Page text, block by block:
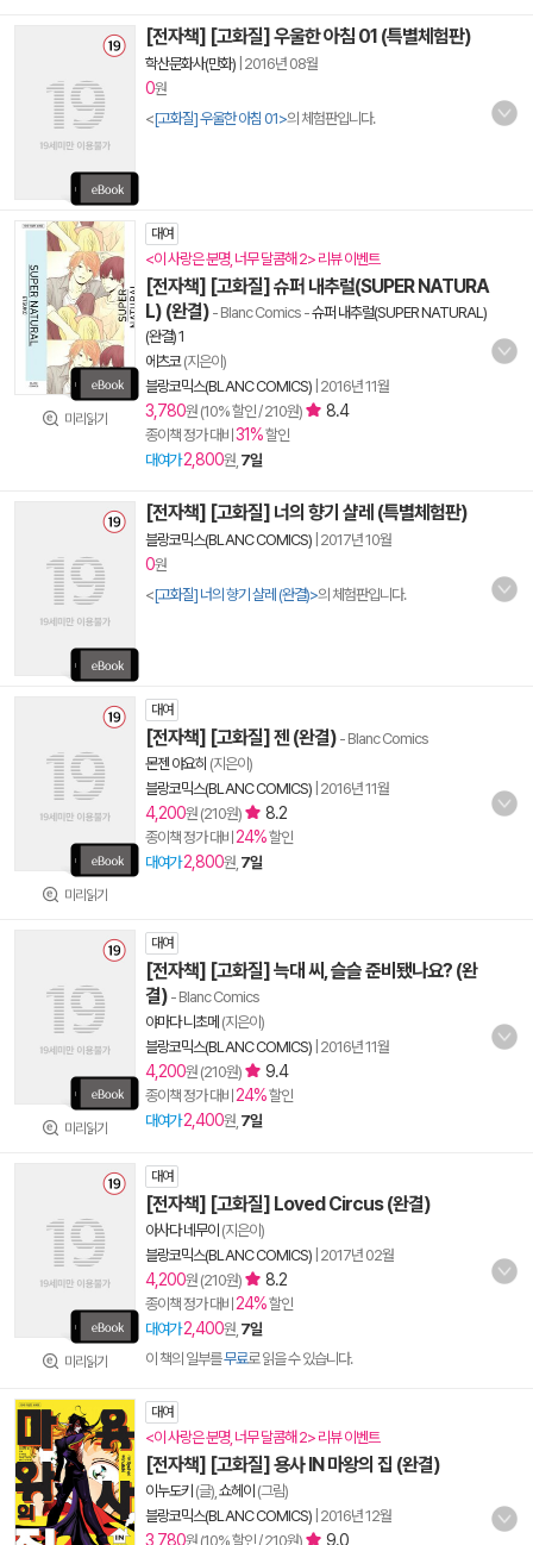
[전자책] [고화질] 우울한 아침 01 (특별체험판)
학산문화사(만화) 2016년 08월
0원
<[고화질] 우울한 아침 01>의 체험판입니다.
미리읽기
대여
<이 사랑은 분명, 너무 달콤해 2> 리뷰 이벤트
[전자책] [고화질] 슈퍼 내추럴(SUPER NATURA
L) (완결) - Blanc Comics -슈퍼 내추럴(SUPER NATURAL)
(완결) 1
에츠코(지은이)
블랑코믹스(BLANC COMICS) 2016년 11월
3,780원 (10% 할인 / 210원) 8.4
종이책 정가 대비 31%할인
대여가 2,800원, 7일
[전자책] [고화질] 너의 향기 샬레 (특별체험판)
블랑코믹스(BLANC COMICS) 2017년 10월
0원
<[고화질] 너의 향기 샬레 (완결)>의 체험판입니다.
미리읽기
대여
[전자책] [고화질] 젠 (완결) - Blanc Comics
몬젠 야요히 (지은이)
블랑코믹스(BLANC COMICS) 2016년 11월
4,200원 (210원) 8.2
종이책 정가 대비 24%할인
대여가 2,800원, 7일
미리읽기
대여
[전자책] [고화질] 늑대 씨, 슬슬 준비됐나요? (완
결) - Blanc Comics
야마다 니초메 (지은이)
블랑코믹스(BLANC COMICS) 2016년 11월
4,200원 (210원) 9.4
종이책 정가 대비 24%할인
대여가 2,400원, 7일
미리읽기
대여
[전자책] [고화질] Loved Circus (완결)
아사다 네무이 (지은이)
블랑코믹스(BLANC COMICS) 2017년 02월
4,200원 (210원) 8.2
종이책 정가 대비 24%할인
대여가 2,400원, 7일
이 책의 일부를무료로 읽을 수 있습니다.
대여
<이 사랑은 분명, 너무 달콤해 2> 리뷰 이벤트
[전자책] [고화질] 용사 IN 마왕의 집 (완결)
이누도키 (글), 쇼헤이 (그림)
블랑코믹스(BLANC COMICS) 2016년 12월
3,780원 (10% 할인 / 210원) 9.0